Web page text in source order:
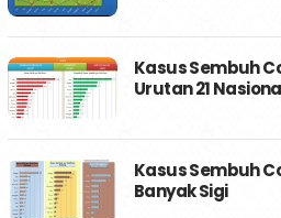
Kasus Sembuh
Urutan 21
Kasus Sembuh
Banyak Sigi